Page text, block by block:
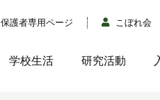
保護者専用ページ こぼれ会
学校生活 研究活動